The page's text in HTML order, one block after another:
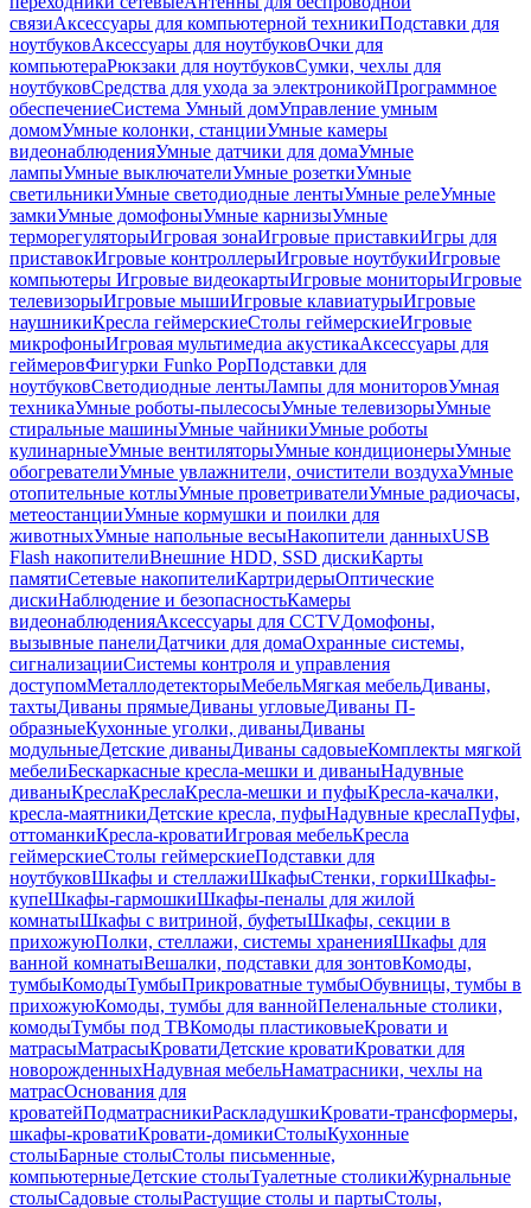
связиАксессуары для компьютерной техникиПодставки для
ноутбуковАксессуары для ноутбуковОчки для
компьютераРюкзаки для ноутбуковСумки, чехлы для
ноутбуковСредства для ухода за электроникойПрограммное
обеспечениеСистема Умный домУправление умным
домомУмные колонки, станцииУмные камеры
видеонаблюденияУмные датчики для домаУмные
лампыУмные выключателиУмные розеткиУмные
светильникиУмные светодиодные лентыУмные релеУмные
замкиУмные домофоныУмные карнизыУмные
терморегуляторыИгровая зонаИгровые приставкиИгры для
приставокИгровые контроллерыИгровые ноутбукиИгровые
компьютеры Игровые видеокартыИгровые мониторыИгровые
телевизорыИгровые мышиИгровые клавиатурыИгровые
наушникиКресла геймерскиеСтолы геймерскиеИгровые
микрофоныИгровая мультимедиа акустикаАксессуары для
геймеровФигурки Funko PopПодставки для
ноутбуковСветодиодные лентыЛампы для мониторовУмная
техникаУмные роботы-пылесосыУмные телевизорыУмные
стиральные машиныУмные чайникиУмные роботы
кулинарныеУмные вентиляторыУмные кондиционерыУмные
обогревателиУмные увлажнители, очистители воздухаУмные
отопительные котлыУмные проветривателиУмные радиочасы,
метеостанцииУмные кормушки и поилки для
животныхУмные напольные весыНакопители данныхUSB
Flash накопителиВнешние HDD, SSD дискиКарты
памятиСетевые накопителиКартридерыОптические
дискиНаблюдение и безопасностьКамеры
видеонаблюденияАксессуары для CCTVДомофоны,
вызывные панелиДатчики для домаОхранные системы,
сигнализацииСистемы контроля и управления
доступомМеталлодетекторыМебельМягкая мебельДиваны,
тахтыДиваны прямыеДиваны угловыеДиваны П-
образныеКухонные уголки, диваныДиваны
модульныеДетские диваныДиваны садовыеКомплекты мягкой
мебелиБескаркасные кресла-мешки и диваныНадувные
диваныКреслаКреслаКресла-мешки и пуфыКресла-качалки,
кресла-маятникиДетские кресла, пуфыНадувные креслаПуфы,
оттоманкиКресла-кроватиИгровая мебельКресла
геймерскиеСтолы геймерскиеПодставки для
ноутбуковШкафы и стеллажиШкафыСтенки, горкиШкафы-
купеШкафы-гармошкиШкафы-пеналы для жилой
комнатыШкафы с витриной, буфетыШкафы, секции в
прихожуюПолки, стеллажи, системы храненияШкафы для
ванной комнатыВешалки, подставки для зонтовКомоды,
тумбыКомодыТумбыПрикроватные тумбыОбувницы, тумбы в
прихожуюКомоды, тумбы для ваннойПеленальные столики,
комодыТумбы под ТВКомоды пластиковыеКровати и
матрасыМатрасыКроватиДетские кроватиКроватки для
новорожденныхНадувная мебельНаматрасники, чехлы на
матрасОснования для
кроватейПодматрасникиРаскладушкиКровати-трансформеры,
шкафы-кроватиКровати-домикиСтолыКухонные
столыБарные столыСтолы письменные,
компьютерныеДетские столыТуалетные столикиЖурнальные
столыСадовые столыРастущие столы и партыСтолы,